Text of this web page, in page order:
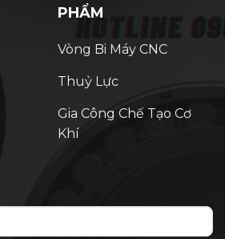
PHẨM
Vòng Bi Máy CNC
Thuỷ Lực
Gia Công Chế Tạo Cơ
Khí